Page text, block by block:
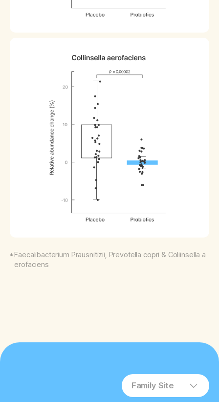
Faecalibacterium Prausnitizii, Prevotella copri & Coliinsella a
erofaciens
Family Site